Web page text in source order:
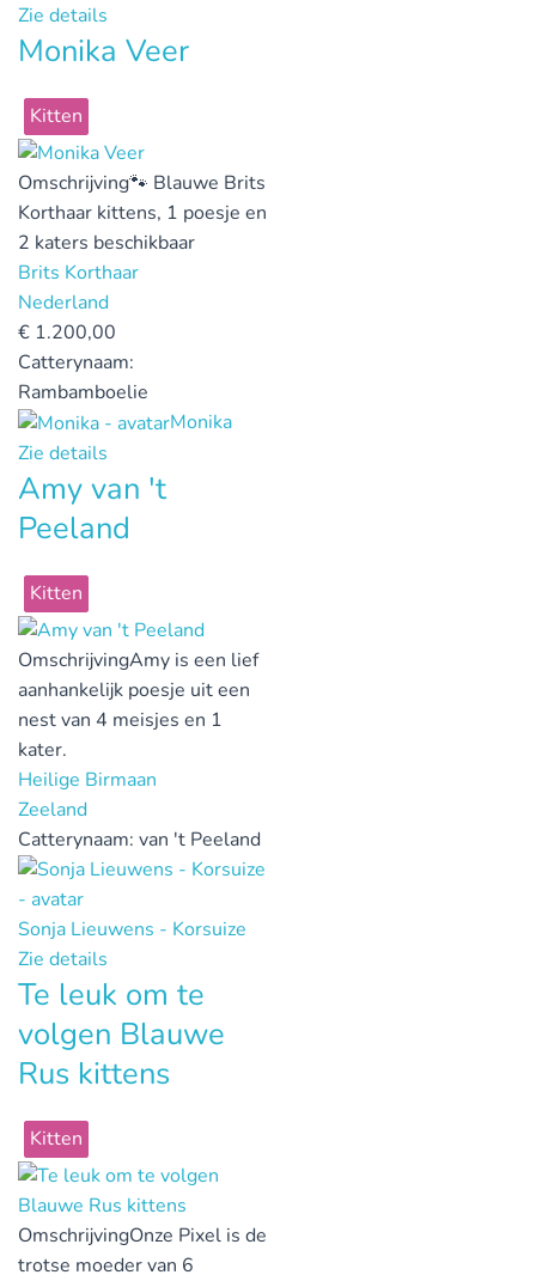
Zie details
Monika Veer
Kitten
Omschrijving🐾 Blauwe Brits
Korthaar kittens, 1 poesje en
2 katers beschikbaar
Brits Korthaar
Nederland
€ 1.200,00
Catterynaam:
Rambamboelie
Monika
Zie details
Amy van 't
Peeland
Kitten
OmschrijvingAmy is een lief
aanhankelijk poesje uit een
nest van 4 meisjes en 1
kater.
Heilige Birmaan
Zeeland
Catterynaam: van 't Peeland
Sonja Lieuwens - Korsuize
Zie details
Te leuk om te
volgen Blauwe
Rus kittens
Kitten
OmschrijvingOnze Pixel is de
trotse moeder van 6